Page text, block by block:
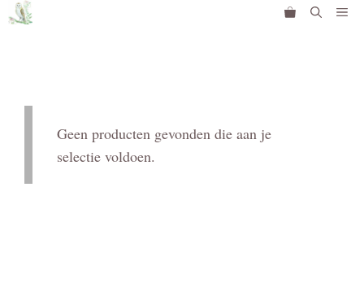
Ga
Geen producten gevonden die aan je
selectie voldoen.